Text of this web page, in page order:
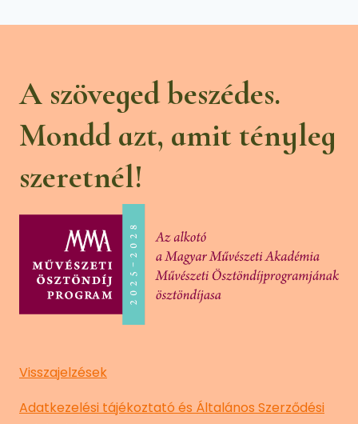
A szöveged beszédes.
Mondd azt, amit tényleg
szeretnél!
Visszajelzések
Adatkezelési tájékoztató és Általános Szerződési